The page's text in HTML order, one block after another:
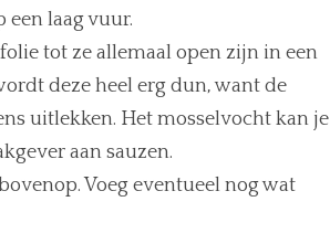
een laag vuur.
tot ze allemaal open zijn in een
deze heel erg dun, want de
uitlekken. Het mosselvocht kan je
aan sauzen.
Voeg eventueel nog wat